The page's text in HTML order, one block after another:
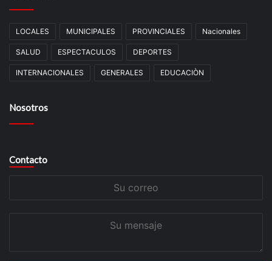
LOCALES MUNICIPALES PROVINCIALES Nacionales
SALUD ESPECTACULOS DEPORTES
INTERNACIONALES GENERALES EDUCACIÒN
Nosotros
Contacto